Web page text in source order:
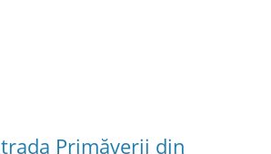
Primăverii din